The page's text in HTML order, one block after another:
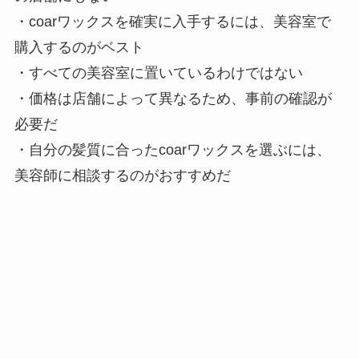
・coarワックスを確実に入手するには、美容室で
購入するのがベスト
・すべての美容室に置いているわけではない
・価格は店舗によって異なるため、事前の確認が
必要だ
・自分の髪質に合ったcoarワックスを選ぶには、
美容師に相談するのがおすすめだ